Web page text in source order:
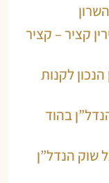
קציר – קציר
הנכון לקנות
בהוד
שוק הנדל”ן